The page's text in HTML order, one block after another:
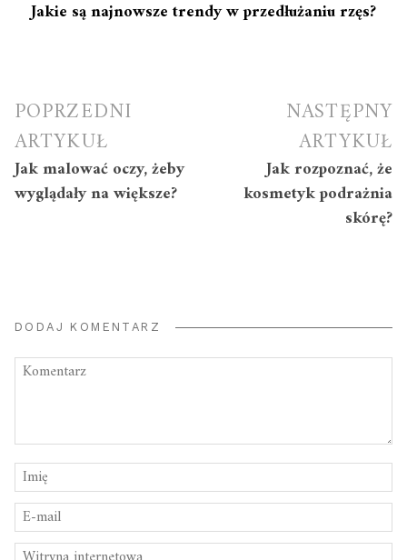
Jakie są najnowsze trendy w przedłużaniu rzęs?
Nawigacja
wpisu
POPRZEDNI
ARTYKUŁ
Jak malować oczy, żeby
wyglądały na większe?
NASTĘPNY
ARTYKUŁ
Jak rozpoznać, że
kosmetyk podrażnia
skórę?
DODAJ KOMENTARZ